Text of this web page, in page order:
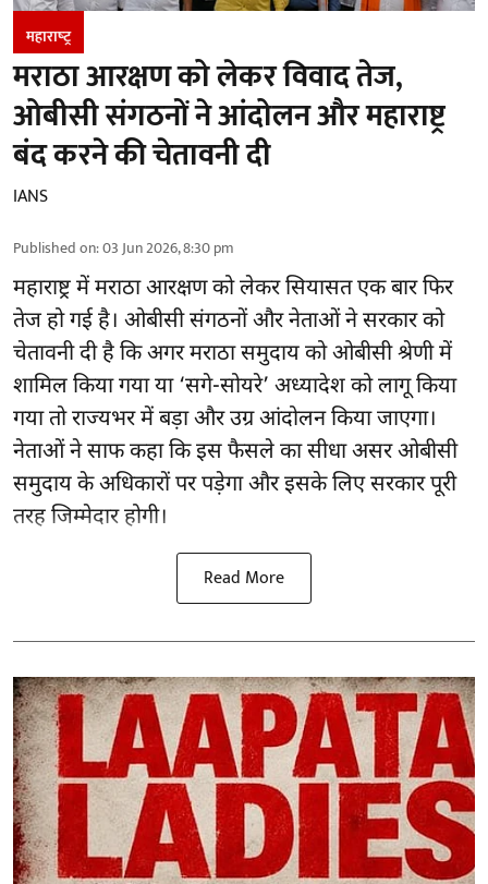
महाराष्‍ट्र
मराठा आरक्षण को लेकर विवाद तेज,
ओबीसी संगठनों ने आंदोलन और महाराष्ट्र
बंद करने की चेतावनी दी
IANS
Published on:03 Jun 2026, 8:30 pm
महाराष्ट्र में मराठा आरक्षण को लेकर सियासत एक बार फिर
तेज हो गई है। ओबीसी संगठनों और नेताओं ने सरकार को
चेतावनी दी है कि अगर मराठा समुदाय को ओबीसी श्रेणी में
शामिल किया गया या ‘सगे-सोयरे’ अध्यादेश को लागू किया
गया तो राज्यभर में बड़ा और उग्र आंदोलन किया जाएगा।
नेताओं ने साफ कहा कि इस फैसले का सीधा असर ओबीसी
समुदाय के अधिकारों पर पड़ेगा और इसके लिए सरकार पूरी
तरह जिम्मेदार होगी।
Read More